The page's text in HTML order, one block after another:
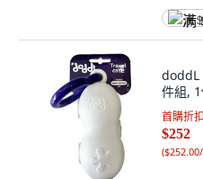
满
doddL
件組,
首購折
$252
(